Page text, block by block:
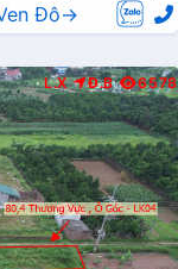
Đô→
L.X Đ.B 6578